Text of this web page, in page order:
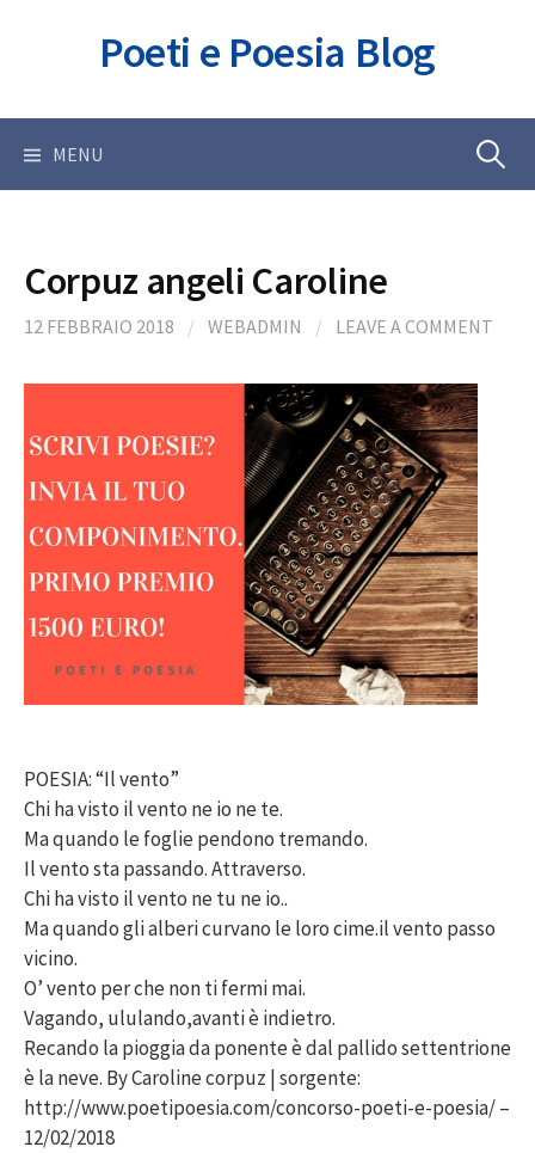
Poeti e Poesia Blog
MENU Ricerca
Corpuz angeli Caroline
12 FEBBRAIO 2018 / WEBADMIN / LEAVE A COMMENT
POESIA: “Il vento”
Chi ha visto il vento ne io ne te.
Ma quando le foglie pendono tremando.
Il vento sta passando. Attraverso.
Chi ha visto il vento ne tu ne io..
Ma quando gli alberi curvano le loro cime.il vento passo
vicino.
O’ vento per che non ti fermi mai.
Vagando, ululando,avanti è indietro.
Recando la pioggia da ponente è dal pallido settentrione
è la neve. By Caroline corpuz | sorgente:
http://www.poetipoesia.com/concorso-poeti-e-poesia/ –
12/02/2018